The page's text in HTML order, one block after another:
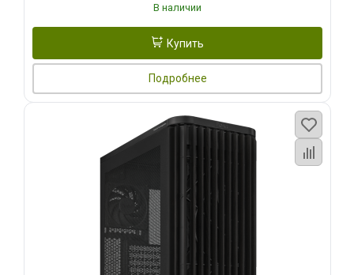
В наличии
Купить
Подробнее